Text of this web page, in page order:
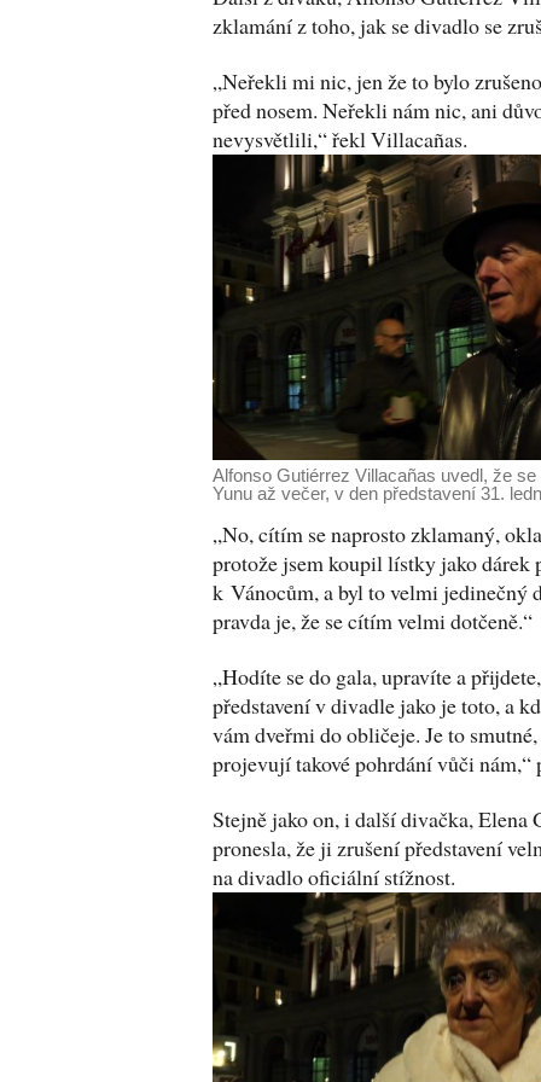
zklamání z toho, jak se divadlo se
„Neřekli mi nic, jen že to bylo
před nosem. Neřekli nám nic, ani
nevysvětlili,“ řekl Villacañas.
Alfonso Gutiérrez Villacañas uvedl, že
Yunu až večer, v den představení 31.
„No, cítím se naprosto zklamaný,
protože jsem koupil lístky jako dárek
k Vánocům, a byl to velmi jedinečný
pravda je, že se cítím velmi dotčeně.“
„Hodíte se do gala, upravíte a
představení v divadle jako je toto, a
vám dveřmi do obličeje. Je to
projevují takové pohrdání vůči
Stejně jako on, i další divačka, Elena
pronesla, že ji zrušení představení
na divadlo oficiální stížnost.